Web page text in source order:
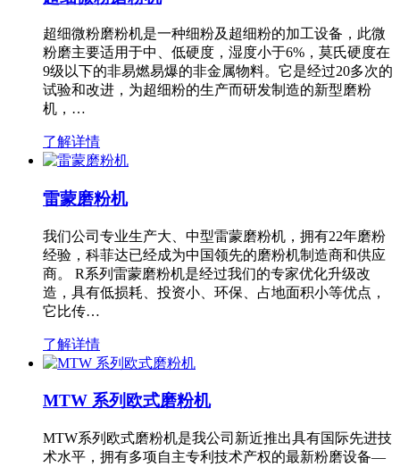
超细微粉磨粉机是一种细粉及超细粉的加工设备，此微
粉磨主要适用于中、低硬度，湿度小于6%，莫氏硬度在
9级以下的非易燃易爆的非金属物料。它是经过20多次的
试验和改进，为超细粉的生产而研发制造的新型磨粉
机，…
了解详情
雷蒙磨粉机
我们公司专业生产大、中型雷蒙磨粉机，拥有22年磨粉
经验，科菲达已经成为中国领先的磨粉机制造商和供应
商。 R系列雷蒙磨粉机是经过我们的专家优化升级改
造，具有低损耗、投资小、环保、占地面积小等优点，
它比传…
了解详情
MTW 系列欧式磨粉机
MTW系列欧式磨粉机是我公司新近推出具有国际先进技
术水平，拥有多项自主专利技术产权的最新粉磨设备—